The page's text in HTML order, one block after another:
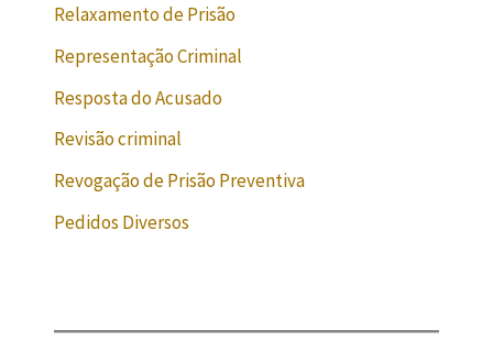
Relaxamento de Prisão
Representação Criminal
Resposta do Acusado
Revisão criminal
Revogação de Prisão Preventiva
Pedidos Diversos